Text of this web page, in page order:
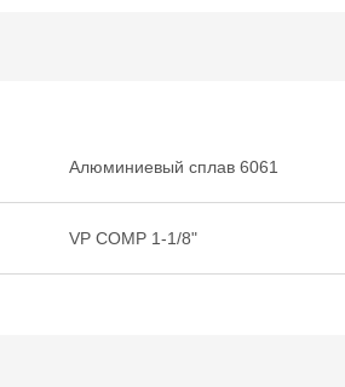
Алюминиевый сплав 6061
VP COMP 1-1/8"